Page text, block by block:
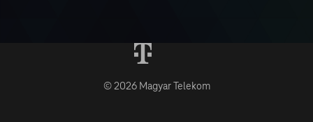
© 2026 Magyar Telekom